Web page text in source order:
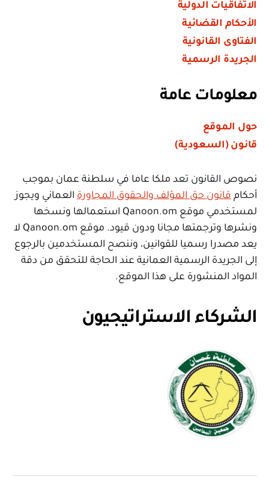
الاتفاقيات الدولية
الأحكام القضائية
الفتاوى القانونية
الجريدة الرسمية
معلومات عامة
حول الموقع
قانون (السعودية)
نصوص القانون تعد ملكا عاما في سلطنة عمان بموجب
أحكام قانون حق المؤلف والحقوق المجاورة العماني ويجوز
لمستخدمي موقع Qanoon.om استعمالها ونسخها
ونشرها وترجمتها مجانا ودون قيود. موقع Qanoon.om لا
يعد مصدرا رسميا للقوانين، وننصح المستخدمين بالرجوع
إلى الجريدة الرسمية العمانية عند الحاجة للتحقق من دقة
المواد المنشورة على هذا الموقع.
الشركاء الاستراتيجيون